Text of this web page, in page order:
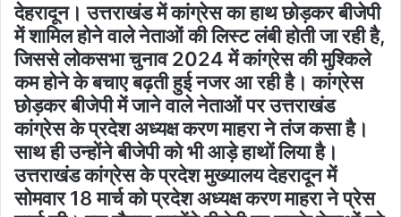
देहरादून। उत्तराखंड में कांग्रेस का हाथ छोड़कर बीजेपी
में शामिल होने वाले नेताओं की लिस्ट लंबी होती जा रही है,
जिससे लोकसभा चुनाव 2024 में कांग्रेस की मुश्किले
कम होने के बचाए बढ़ती हुई नजर आ रही है। कांग्रेस
छोड़कर बीजेपी में जाने वाले नेताओं पर उत्तराखंड
कांग्रेस के प्रदेश अध्यक्ष करण माहरा ने तंज कसा है।
साथ ही उन्होंने बीजेपी को भी आड़े हाथों लिया है।
उत्तराखंड कांग्रेस के प्रदेश मुख्यालय देहरादून में
सोमवार 18 मार्च को प्रदेश अध्यक्ष करण माहरा ने प्रेस